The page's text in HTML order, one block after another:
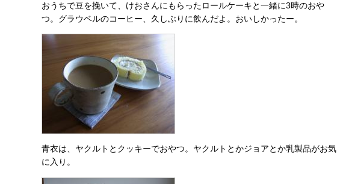
おうちで豆を挽いて、けおさんにもらったロールケーキと一緒に3時のおや
つ。グラウベルのコーヒー、久しぶりに飲んだよ。おいしかったー。
青衣は、ヤクルトとクッキーでおやつ。ヤクルトとかジョアとか乳製品がお気
に入り。